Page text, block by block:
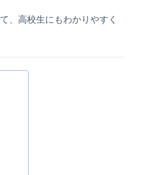
、高校生にもわかりやすく